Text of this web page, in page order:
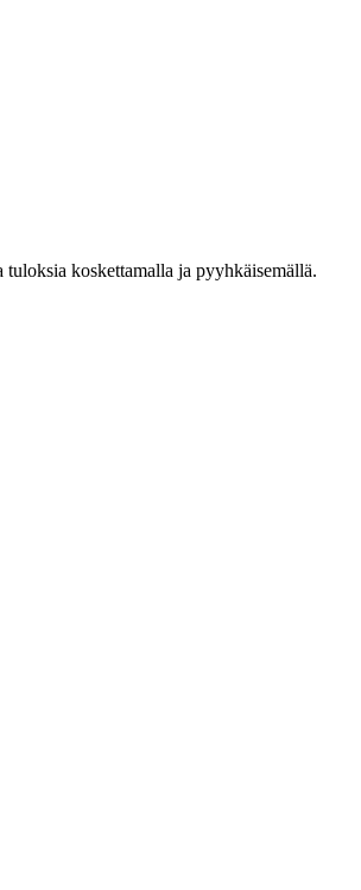
koskettamalla ja pyyhkäisemällä.